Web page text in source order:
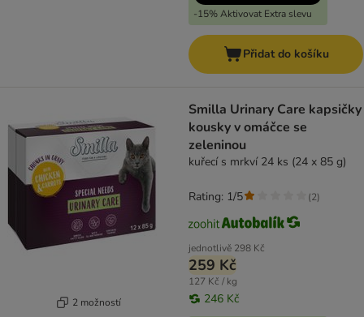
-15% Aktivovat Extra slevu
Přidat do košíku
2 možností
Smilla Urinary Care kapsičky
kousky v omáčce se
zeleninou
kuřecí s mrkví 24 ks (24 x 85 g)
jednotlivě 298 Kč
259 Kč
127 Kč / kg
246 Kč
Rating: 1/5 (2)